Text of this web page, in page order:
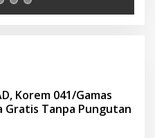
Korem 041/Gamas
Gratis Tanpa Pungutan